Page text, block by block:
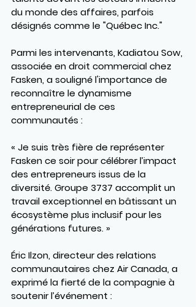
du monde des affaires, parfois
désignés comme le "Québec Inc."
Parmi les intervenants, Kadiatou Sow,
associée en droit commercial chez
Fasken, a souligné l'importance de
reconnaître le dynamisme
entrepreneurial de ces
communautés :
« Je suis très fière de représenter
Fasken ce soir pour célébrer l’impact
des entrepreneurs issus de la
diversité. Groupe 3737 accomplit un
travail exceptionnel en bâtissant un
écosystème plus inclusif pour les
générations futures. »
Éric Ilzon, directeur des relations
communautaires chez Air Canada, a
exprimé la fierté de la compagnie à
soutenir l’événement :